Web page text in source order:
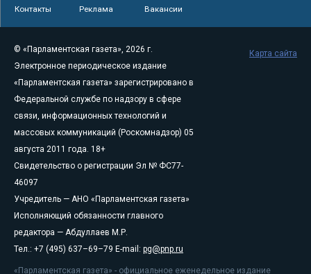
Контакты Реклама Вакансии
© «Парламентская газета», 2026 г.
Электронное периодическое издание
«Парламентская газета» зарегистрировано в
Федеральной службе по надзору в сфере
связи, информационных технологий и
массовых коммуникаций (Роскомнадзор) 05
августа 2011 года. 18+
Свидетельство о регистрации Эл № ФС77-
46097
Учредитель — АНО «Парламентская газета»
Исполняющий обязанности главного
редактора — Абдуллаев М.Р.
Тел.: +7 (495) 637–69–79 E-mail: pg@pnp.ru
«Парламентская газета» - официальное еженедельное издание
Карта сайта